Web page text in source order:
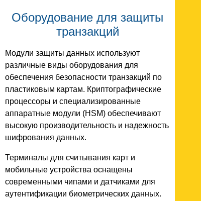
Оборудование для защиты
транзакций
Модули защиты данных используют
различные виды оборудования для
обеспечения безопасности транзакций по
пластиковым картам. Криптографические
процессоры и специализированные
аппаратные модули (HSM) обеспечивают
высокую производительность и надежность
шифрования данных.
Терминалы для считывания карт и
мобильные устройства оснащены
современными чипами и датчиками для
аутентификации биометрических данных.